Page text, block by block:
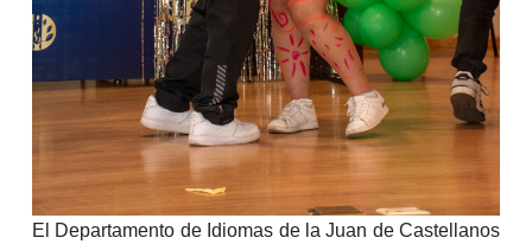
El Departamento de Idiomas de la Juan de Castellanos